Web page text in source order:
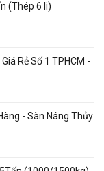
(Thép 6 li)
Rẻ Số 1 TPHCM -
- Sàn Nâng Thủy